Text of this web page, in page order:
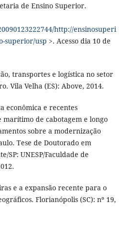
de Ensino Superior.
http://ensinosuperi
superior/usp >. Acesso dia 10 de
transportes e logística no setor
Vila Velha (ES): Above, 2014.
econômica e recentes
de cabotagem e longo
sobre a modernização
Tese de Doutorado em
SP: UNESP/Faculdade de
e a expansão recente para o
Florianópolis (SC): nº 19,